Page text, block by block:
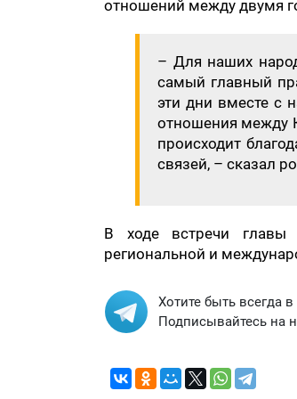
отношений между двумя
– Для наших
самый главный
эти дни вместе с
отношения между
происходит
связей, – сказал
В ходе встречи главы
региональной и
Хотите быть всегда
Подписывайтесь на